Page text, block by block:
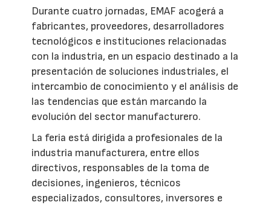
Durante cuatro jornadas, EMAF acogerá a
fabricantes, proveedores, desarrolladores
tecnológicos e instituciones relacionadas
con la industria, en un espacio destinado a la
presentación de soluciones industriales, el
intercambio de conocimiento y el análisis de
las tendencias que están marcando la
evolución del sector manufacturero.
La feria está dirigida a profesionales de la
industria manufacturera, entre ellos
directivos, responsables de la toma de
decisiones, ingenieros, técnicos
especializados, consultores, inversores e